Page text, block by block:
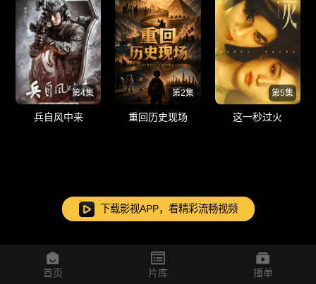
第4集
兵自风中来
第2集
重回历史现场
第5集
这一秒过火
下载影视APP，看精彩流畅视频
首页 片库 播单